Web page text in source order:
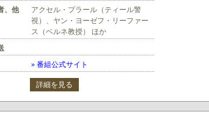
、他
アクセル・プラール（ティール警
視）、ヤン・ヨーゼフ・リーファー
ス（ベルネ教授） ほか
» 番組公式サイト
詳細を見る